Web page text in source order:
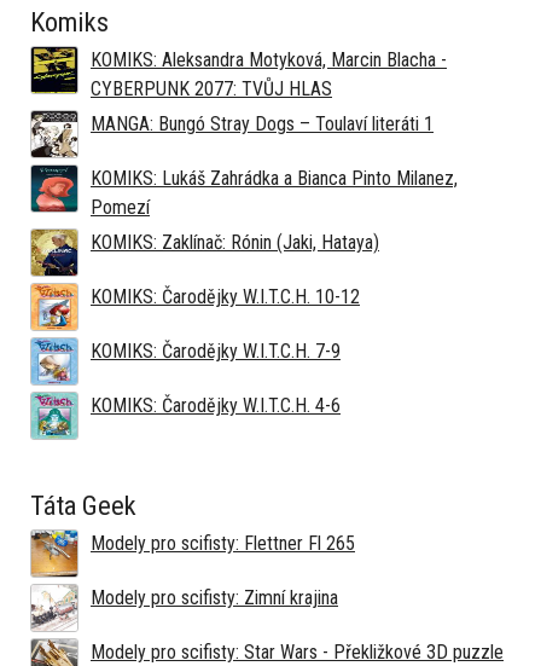
Komiks
KOMIKS: Aleksandra Motyková, Marcin Blacha -
CYBERPUNK 2077: TVŮJ HLAS
MANGA: Bungó Stray Dogs – Toulaví literáti 1
KOMIKS: Lukáš Zahrádka a Bianca Pinto Milanez,
Pomezí
KOMIKS: Zaklínač: Rónin (Jaki, Hataya)
KOMIKS: Čarodějky W.I.T.C.H. 10-12
KOMIKS: Čarodějky W.I.T.C.H. 7-9
KOMIKS: Čarodějky W.I.T.C.H. 4-6
Táta Geek
Modely pro scifisty: Flettner Fl 265
Modely pro scifisty: Zimní krajina
Modely pro scifisty: Star Wars - Překližkové 3D puzzle